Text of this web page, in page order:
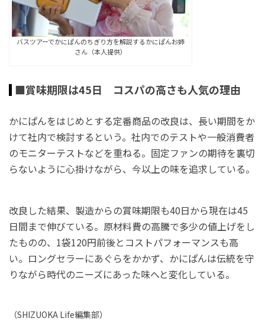
バスツアーでかにぱんのちぎり方を解説するかにぱんお姉
さん（本人提供）
■賞味期限は45日 コスパの高さも人気の理由
かにぱんをはじめとする定番商品の改良は、長い期間をか
けて社内で検討するという。社内でのテストや一般消費者
のモニターテストなどを重ねる。固定ファンの期待を裏切
らないように心掛けながら、今以上の味を追求している。
改良した結果、製造からの賞味期限も40日から現在は45
日間まで伸びている。原材料費の高騰で多少の値上げをし
たものの、1袋120円前後とコストパフォーマンスも高
い。ロングセラーにあぐらをかかず、かにぱんは伝統を守
りながら時代のニーズにあった味へと変化している。
（SHIZUOKA Life編集部）